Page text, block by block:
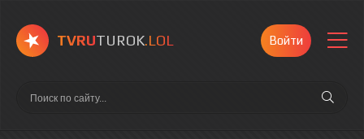
TVRUTUROK.LOL Войти